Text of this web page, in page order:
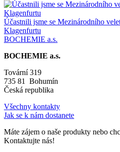
Účastnili jsme se Mezinárodního
Klagenfurtu
BOCHEMIE a.s.
BOCHEMIE a.s.
Tovární 319
735 81 Bohumín
Česká republika
Všechny kontakty
Jak se k nám dostanete
Máte zájem o naše produkty nebo
Kontaktujte nás!